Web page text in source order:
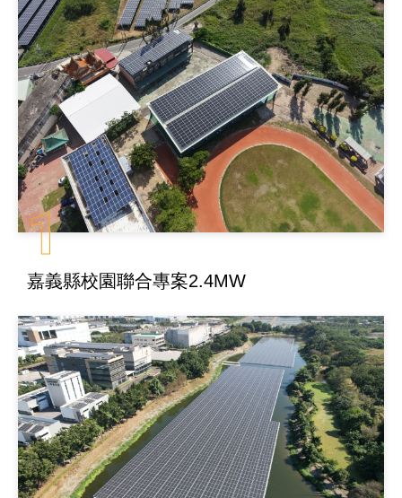
1
嘉義縣校園聯合專案2.4MW